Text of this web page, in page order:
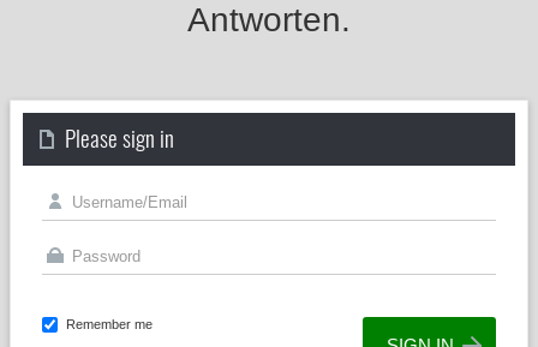
Antworten.
Please sign in
Remember me